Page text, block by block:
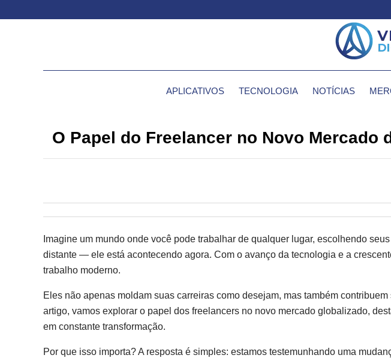
APLICATIVOS TECNOLOGIA NOTÍCIAS
O Papel do Freelancer no Novo Mercado
Imagine um mundo onde você pode trabalhar de qualquer lugar, escolhendo
distante — ele está acontecendo agora. Com o avanço da tecnologia e a
trabalho moderno.
Eles não apenas moldam suas carreiras como desejam, mas também
artigo, vamos explorar o papel dos freelancers no novo mercado globalizado,
em constante transformação.
Por que isso importa? A resposta é simples: estamos testemunhando uma